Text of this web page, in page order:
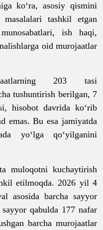
ko‘ra, asosiy qismini
tashkil etgan
ish haqi,
oid murojaatlar
203 tasi
tushuntirish berilgan, 7
hisobot davrida ko‘rib
emas. Bu esa jamiyatda
yo‘lga qo‘yilganini
muloqotni kuchaytirish
etilmoqda. 2026 yil 4
asosida barcha sayyor
qabulda 177 nafar
barcha murojaatlar